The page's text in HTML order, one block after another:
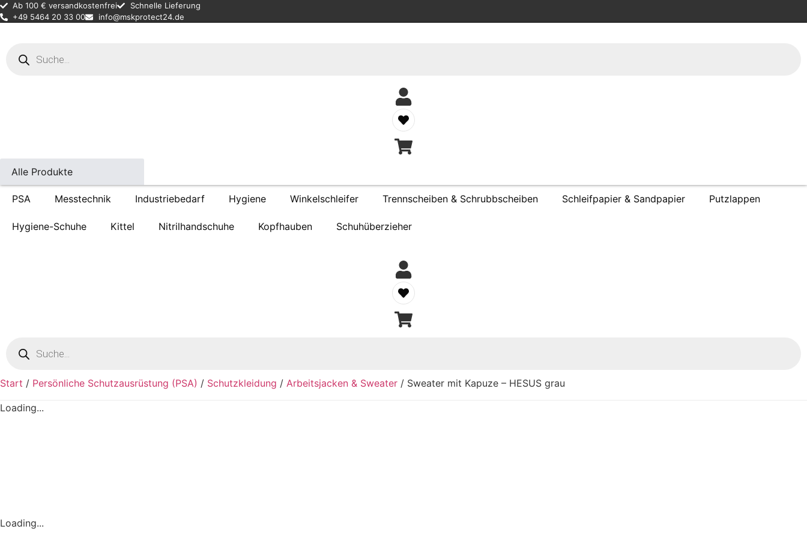
Ab 100 € versandkostenfrei
Schnelle Lieferung
+49 5464 20 33 00
info@mskprotect24.de
search
Alle Produkte
PSA Messtechnik Industriebedarf Hygiene Winkelschleifer Trennscheiben & Schrubbscheiben Schleifpapier & Sandpapier Putzlappen
Hygiene-Schuhe Kittel Nitrilhandschuhe Kopfhauben Schuhüberzieher
search
Start / Persönliche Schutzausrüstung (PSA) / Schutzkleidung / Arbeitsjacken & Sweater / Sweater mit Kapuze – HESUS grau
Loading...
Loading...